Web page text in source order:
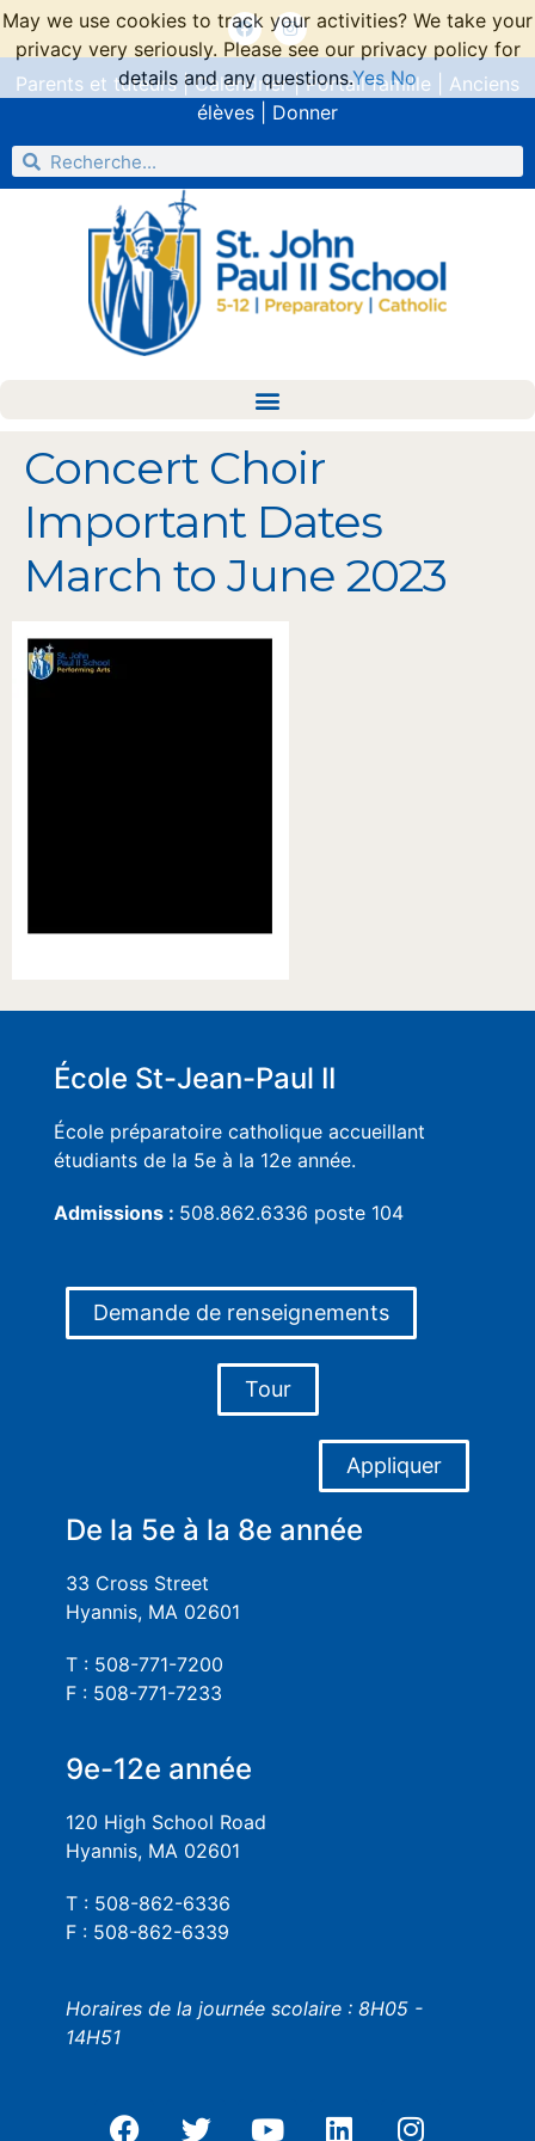
Parents et tuteurs|Calendrier|Portail famille
Anciens
élèves
Donner
Concert Choir
Important Dates
March to June 2023
École St-Jean-Paul II
École préparatoire catholique accueillant
étudiants de la 5e à la 12e année.
Admissions : 508.862.6336 poste 104
Demande de renseignements
Tour
Appliquer
De la 5e à la 8e année
33 Cross Street
Hyannis, MA 02601
T : 508-771-7200
F : 508-771-7233
9e-12e année
120 High School Road
Hyannis, MA 02601
T : 508-862-6336
F : 508-862-6339
Horaires de la journée scolaire : 8H05 -
14H51
May we use cookies to track your activities? We take your
privacy very seriously. Please see our privacy policy for
details and any questions.Yes No